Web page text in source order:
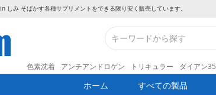
しみ そばかす各種サプリメントをできる限り安く販売しています。
色素沈着 アンチアンドロゲン トリキュラー ダイアン35
ホーム すべての製品